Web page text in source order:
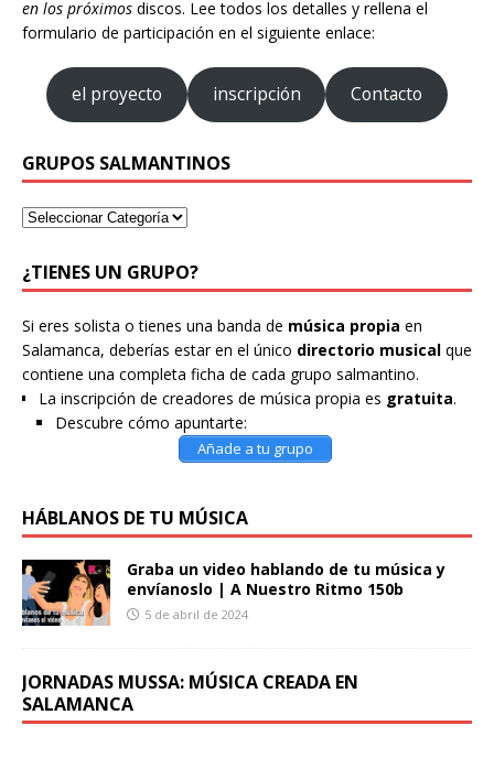
en los próximos discos. Lee todos los detalles y rellena el
formulario de participación en el siguiente enlace:
el proyecto inscripción Contacto
GRUPOS SALMANTINOS
¿TIENES UN GRUPO?
Si eres solista o tienes una banda de música propia en
Salamanca, deberías estar en el único directorio musical que
contiene una completa ficha de cada grupo salmantino.
La inscripción de creadores de música propia es gratuita.
Descubre cómo apuntarte:
Añade a tu grupo
HÁBLANOS DE TU MÚSICA
Graba un video hablando de tu música y
envíanoslo | A Nuestro Ritmo 150b
5 de abril de 2024
JORNADAS MUSSA: MÚSICA CREADA EN
SALAMANCA